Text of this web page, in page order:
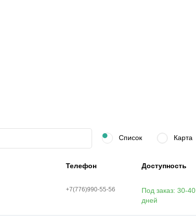
Список Карта
Телефон Доступность
+7(776)990-55-56
Под заказ: 30-40
дней